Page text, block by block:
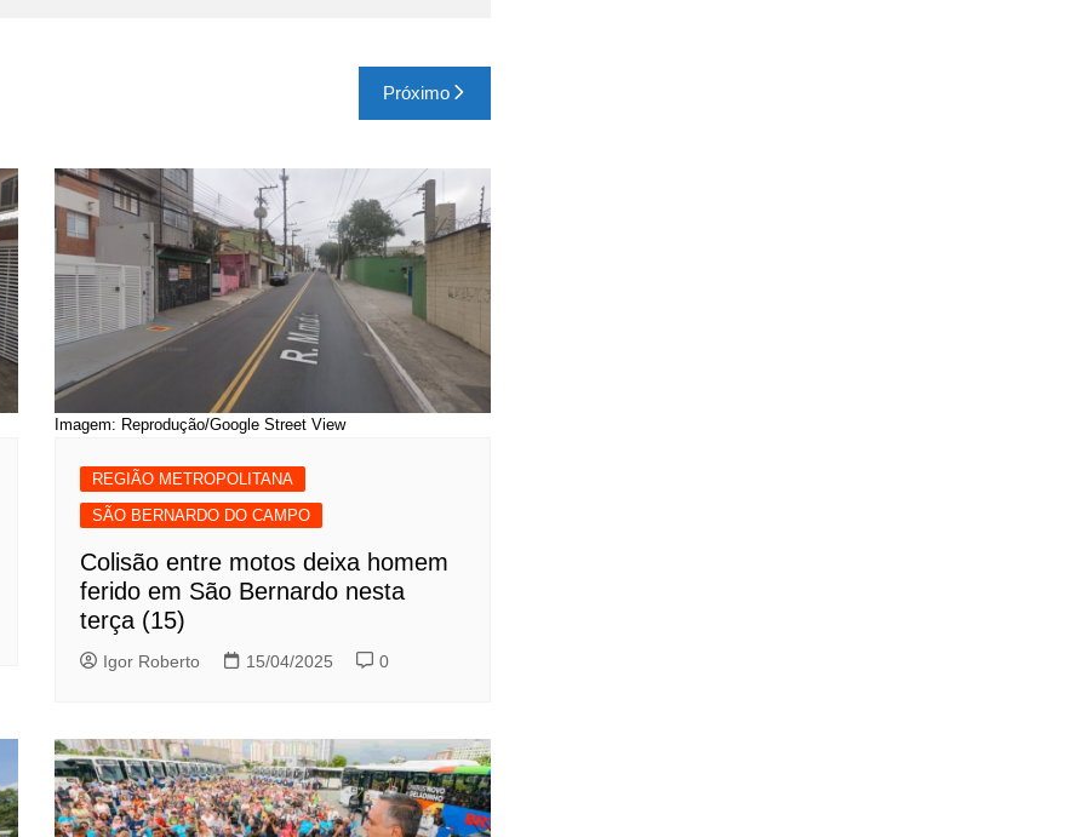
Próximo
Imagem: Reprodução/Google Street View
REGIÃO METROPOLITANA
SÃO BERNARDO DO CAMPO
Colisão entre motos deixa homem
ferido em São Bernardo nesta
terça (15)
Igor Roberto 15/04/2025 0